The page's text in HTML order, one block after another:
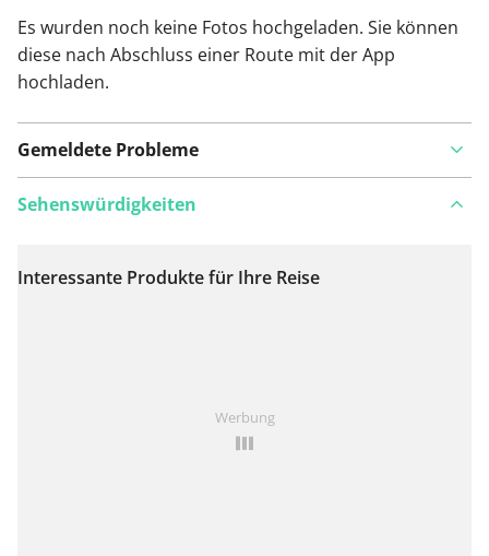
Es wurden noch keine Fotos hochgeladen. Sie können
diese nach Abschluss einer Route mit der App
hochladen.
Gemeldete Probleme
Auf Karte anzeigen
Sehenswürdigkeiten
Interessante Produkte für Ihre Reise
Werbung